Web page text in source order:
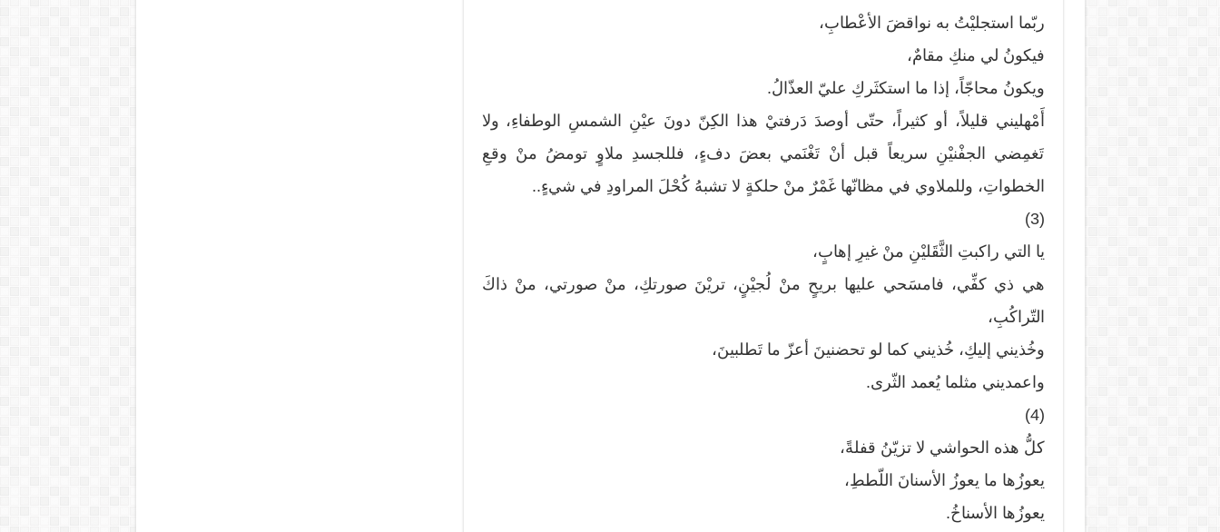
ربّما استجليْتُ به نواقضَ الأعْطابِ،
فيكونُ لي منكِ مقامٌ،
ويكونُ محاجّاً، إذا ما استكثَركِ عليّ العذّالُ.
أَمْهليني قليلاً، أو كثيراً، حتّى أوصدَ دَرفتيْ هذا الكِنّ دونَ عيْنِ الشمسِ الوطفاءِ، ولا
تَغمِضي الجفْنيْنِ سريعاً قبل أنْ تَغْنَمي بعضَ دفءٍ، فللجسدِ ملاوٍ تومضُ منْ وقعِ
الخطواتِ، وللملاوي في مظانّها غَمْرٌ منْ حلكةٍ لا تشبهُ كُحْلَ المراودِ في شيءٍ..
(3)
يا التي راكبتِ الثَّقَليْنِ منْ غيرِ إهابٍ،
هي ذي كفِّي، فامسَحي عليها بريحٍ منْ لُجيْنٍ، تريْنَ صورتكِ، منْ صورتي، منْ ذاكَ
التّراكُبِ،
وخُذيني إليكِ، خُذيني كما لو تحضنينَ أعزّ ما تَطلبينَ،
واعمديني مثلما يُعمد الثّرى.
(4)
كلُّ هذه الحواشي لا تزيّنُ قفلةً،
يعوزُها ما يعوزُ الأسنانَ اللّططِ،
يعوزُها الأسناخُ.